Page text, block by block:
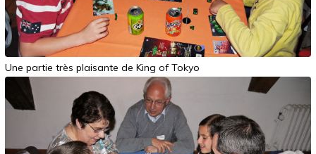
Une partie très plaisante de King of Tokyo